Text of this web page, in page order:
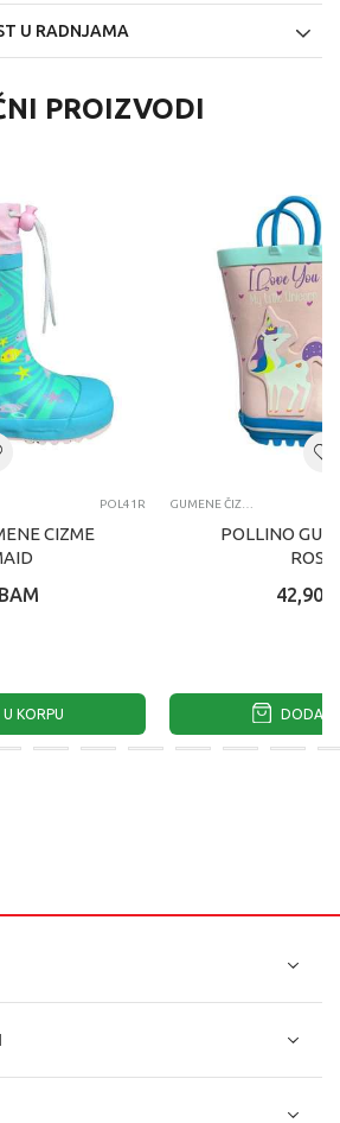
U RADNJAMA
PROIZVODI
POL41R
CIZME
BAM
KORPU
POLLINO
42,90
DODAJ